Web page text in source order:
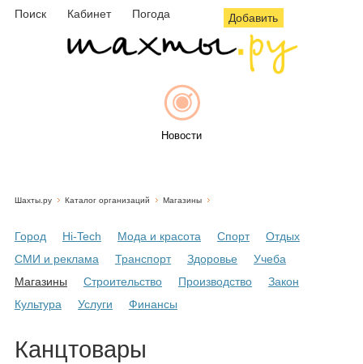
Поиск Кабинет Погода Добавить
Новости
Объявления
Шахты.ру Каталог организаций Магазины
Город Hi-Tech Мода и красота Спорт
Отдых
СМИ и реклама
Транспорт Здоровье
Учеба
Магазины
Строительство Производство
Закон
Культура
Услуги Финансы
Канцтовары